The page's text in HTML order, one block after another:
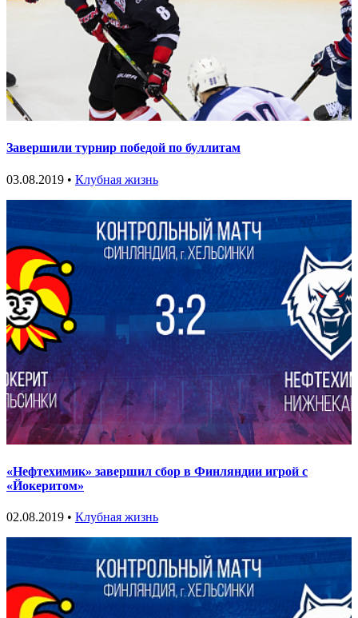
Завершили турнир победой по буллитам
03.08.2019 • Клубная жизнь
«Нефтехимик» завершил сбор в Финляндии игрой с
«Йокеритом»
02.08.2019 • Клубная жизнь